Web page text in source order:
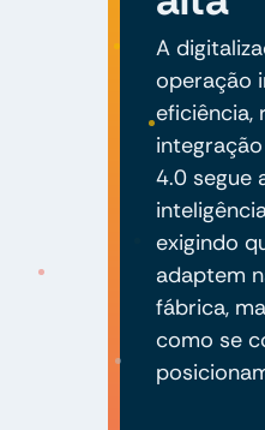
A
operação
eficiência,
4.0 segue
exigindo
adaptem
fábrica,
como se